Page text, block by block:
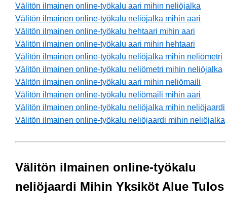
Välitön ilmainen online-työkalu aari mihin neliöjalka
Välitön ilmainen online-työkalu neliöjalka mihin aari
Välitön ilmainen online-työkalu hehtaari mihin aari
Välitön ilmainen online-työkalu aari mihin hehtaari
Välitön ilmainen online-työkalu neliöjalka mihin neliömetri
Välitön ilmainen online-työkalu neliömetri mihin neliöjalka
Välitön ilmainen online-työkalu aari mihin neliömaili
Välitön ilmainen online-työkalu neliömaili mihin aari
Välitön ilmainen online-työkalu neliöjalka mihin neliöjaardi
Välitön ilmainen online-työkalu neliöjaardi mihin neliöjalka
Välitön ilmainen online-työkalu
neliöjaardi Mihin Yksiköt Alue Tulos